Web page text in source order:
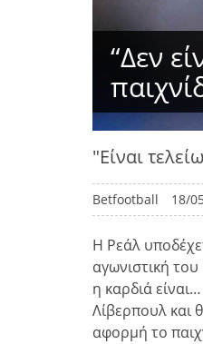
“Δεν
"Είναι
Betfootball 18/
Η Ρεάλ
αγωνιστική
η καρδιά
Λίβερπουλ και
αφορμή το